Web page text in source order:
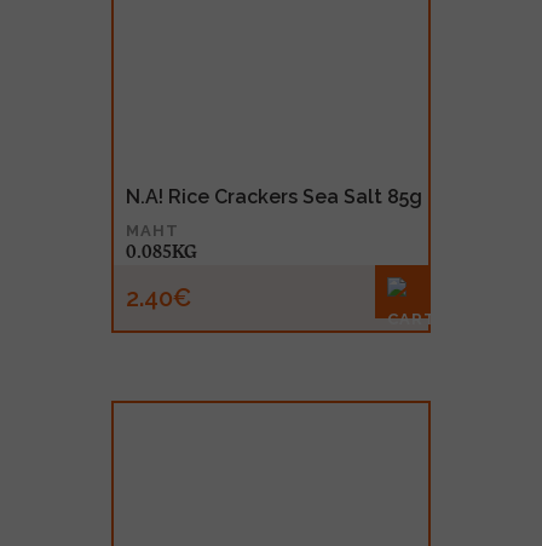
N.A! Rice Crackers Sea Salt 85g
MAHT
0.085KG
2.40€